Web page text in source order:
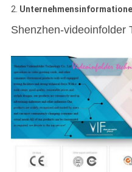
2.
Shenzhen-videoinfolder